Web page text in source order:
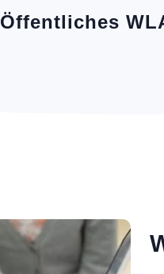
Öffentliches